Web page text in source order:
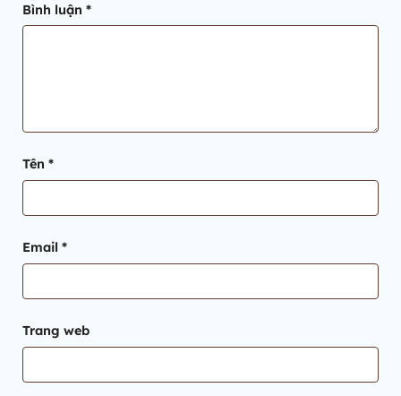
Bình luận *
Tên *
Email *
Trang web